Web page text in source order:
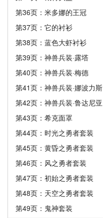
第36页：米多娜的王冠
第37页：它的衬衫
第38页：蓝色大虾衬衫
第39页：神兽兵装·露塔
第40页：神兽兵装·梅德
第41页：神兽兵装·娜波力斯
第42页：神兽兵装·鲁达尼亚
第43页：希克面罩
第44页：时光之勇者套装
第45页：黄昏之勇者套装
第46页：风之勇者套装
第47页：初始之勇者套装
第48页：天空之勇者套装
第49页：鬼神套装